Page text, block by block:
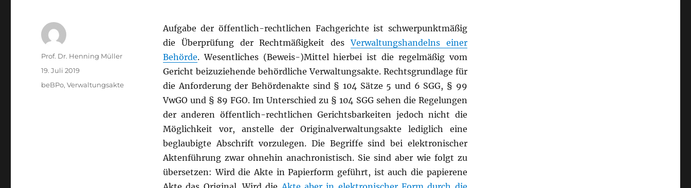
Aufgabe der öffentlich-rechtlichen Fachgerichte ist schwerpunktmäßig
die Überprüfung der Rechtmäßigkeit desVerwaltungshandelns einer
Behörde. Wesentliches (Beweis-)Mittel hierbei ist die regelmäßig vom
Gericht beizuziehende behördliche Verwaltungsakte. Rechtsgrundlage für
die Anforderung der Behördenakte sind § 104 Sätze 5 und 6 SGG, § 99
VwGO und § 89 FGO. Im Unterschied zu § 104 SGG sehen die Regelungen
der anderen öffentlich-rechtlichen Gerichtsbarkeiten jedoch nicht die
Möglichkeit vor, anstelle der Originalverwaltungsakte lediglich eine
beglaubigte Abschrift vorzulegen. Die Begriffe sind bei elektronischer
Aktenführung zwar ohnehin anachronistisch. Sie sind aber wie folgt zu
übersetzen: Wird die Akte in Papierform geführt, ist auch die papierene
Autor
Prof. Dr. Henning Müller
Veröffentlicht
am
19. Juli 2019
Kategorien
beBPo,Verwaltungsakte